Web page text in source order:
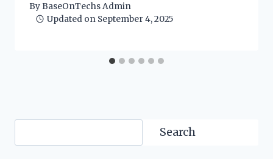
ByBaseOnTechs Admin
Updated on September 4, 2025
SearchSearch